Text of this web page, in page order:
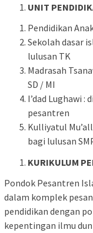
UNIT
Pendidikan
Sekolah dasar
lulusan TK
Madrasah
SD / MI
I’dad Lughawi :
pesantren
Kulliyatul
bagi lulusan
KURIKULUM
Pondok Pesantren
dalam komplek
pendidikan dengan
kepentingan ilmu